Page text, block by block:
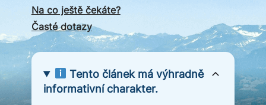
Na co ještě čekáte?
Časté dotazy
Tento článek má výhradně
informativní charakter.